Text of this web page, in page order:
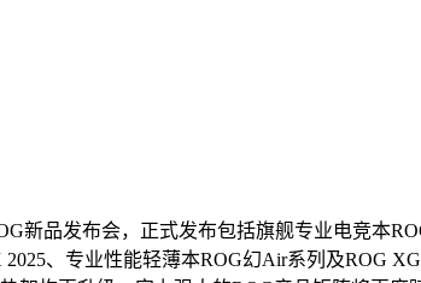
新品发布会，正式发布包括旗舰专业电竞本
、专业性能轻薄本ROG幻Air系列及ROG